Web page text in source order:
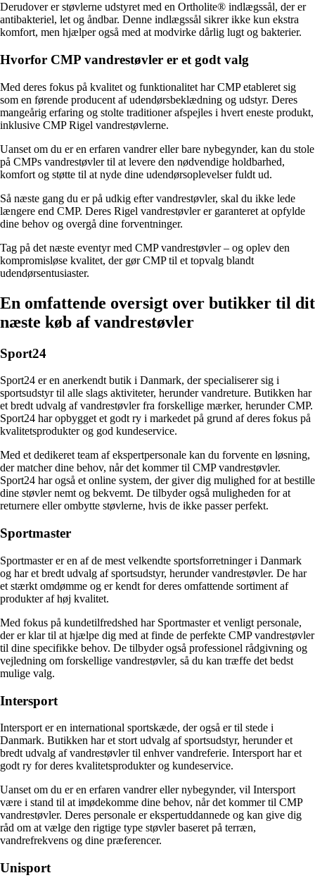
Derudover er støvlerne udstyret med en Ortholite® indlægssål, der er
antibakteriel, let og åndbar. Denne indlægssål sikrer ikke kun ekstra
komfort, men hjælper også med at modvirke dårlig lugt og bakterier.
Hvorfor CMP vandrestøvler er et godt valg
Med deres fokus på kvalitet og funktionalitet har CMP etableret sig
som en førende producent af udendørsbeklædning og udstyr. Deres
mangeårig erfaring og stolte traditioner afspejles i hvert eneste produkt,
inklusive CMP Rigel vandrestøvlerne.
Uanset om du er en erfaren vandrer eller bare nybegynder, kan du stole
på CMPs vandrestøvler til at levere den nødvendige holdbarhed,
komfort og støtte til at nyde dine udendørsoplevelser fuldt ud.
Så næste gang du er på udkig efter vandrestøvler, skal du ikke lede
længere end CMP. Deres Rigel vandrestøvler er garanteret at opfylde
dine behov og overgå dine forventninger.
Tag på det næste eventyr med CMP vandrestøvler – og oplev den
kompromisløse kvalitet, der gør CMP til et topvalg blandt
udendørsentusiaster.
En omfattende oversigt over butikker til dit
næste køb af vandrestøvler
Sport24
Sport24 er en anerkendt butik i Danmark, der specialiserer sig i
sportsudstyr til alle slags aktiviteter, herunder vandreture. Butikken har
et bredt udvalg af vandrestøvler fra forskellige mærker, herunder CMP.
Sport24 har opbygget et godt ry i markedet på grund af deres fokus på
kvalitetsprodukter og god kundeservice.
Med et dedikeret team af ekspertpersonale kan du forvente en løsning,
der matcher dine behov, når det kommer til CMP vandrestøvler.
Sport24 har også et online system, der giver dig mulighed for at bestille
dine støvler nemt og bekvemt. De tilbyder også muligheden for at
returnere eller ombytte støvlerne, hvis de ikke passer perfekt.
Sportmaster
Sportmaster er en af de mest velkendte sportsforretninger i Danmark
og har et bredt udvalg af sportsudstyr, herunder vandrestøvler. De har
et stærkt omdømme og er kendt for deres omfattende sortiment af
produkter af høj kvalitet.
Med fokus på kundetilfredshed har Sportmaster et venligt personale,
der er klar til at hjælpe dig med at finde de perfekte CMP vandrestøvler
til dine specifikke behov. De tilbyder også professionel rådgivning og
vejledning om forskellige vandrestøvler, så du kan træffe det bedst
mulige valg.
Intersport
Intersport er en international sportskæde, der også er til stede i
Danmark. Butikken har et stort udvalg af sportsudstyr, herunder et
bredt udvalg af vandrestøvler til enhver vandreferie. Intersport har et
godt ry for deres kvalitetsprodukter og kundeservice.
Uanset om du er en erfaren vandrer eller nybegynder, vil Intersport
være i stand til at imødekomme dine behov, når det kommer til CMP
vandrestøvler. Deres personale er ekspertuddannede og kan give dig
råd om at vælge den rigtige type støvler baseret på terræn,
vandrefrekvens og dine præferencer.
Unisport